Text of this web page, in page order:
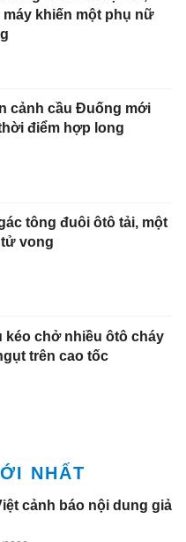
máy khiến một phụ nữ
cảnh cầu Đuống mới
điểm hợp long
tông đuôi ôtô tải, một
vong
kéo chở nhiều ôtô cháy
trên cao tốc
NHẤT
cảnh báo nội dung giả